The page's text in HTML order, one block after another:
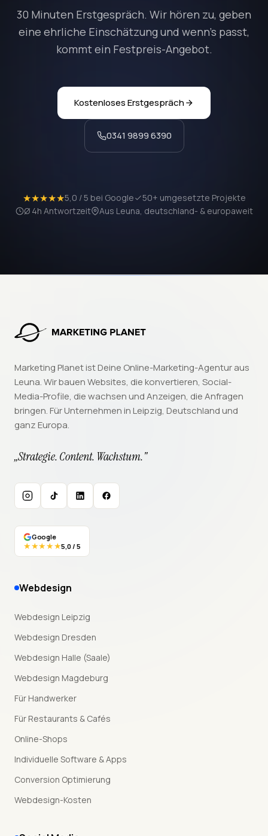
30 Minuten Erstgespräch. Wir hören zu, geben
eine ehrliche Einschätzung und wenn's passt,
kommt ein Festpreis-Angebot.
Kostenloses Erstgespräch
0341 9899 6390
★★★★★5,0 / 5 bei Google
50+ umgesetzte Projekte
Ø 4h Antwortzeit
Aus Leuna, deutschland- & europaweit
Marketing Planet ist Deine Online-Marketing-Agentur aus
Leuna. Wir bauen Websites, die konvertieren, Social-
Media-Profile, die wachsen und Anzeigen, die Anfragen
bringen. Für Unternehmen in Leipzig, Deutschland und
ganz Europa.
„Strategie. Content. Wachstum."
InstagramTikTokLinkedInFacebook
Google
★★★★★5,0 / 5
Webdesign
Webdesign Leipzig
Webdesign Dresden
Webdesign Halle (Saale)
Webdesign Magdeburg
Für Handwerker
Für Restaurants & Cafés
Online-Shops
Individuelle Software & Apps
Conversion Optimierung
Webdesign-Kosten